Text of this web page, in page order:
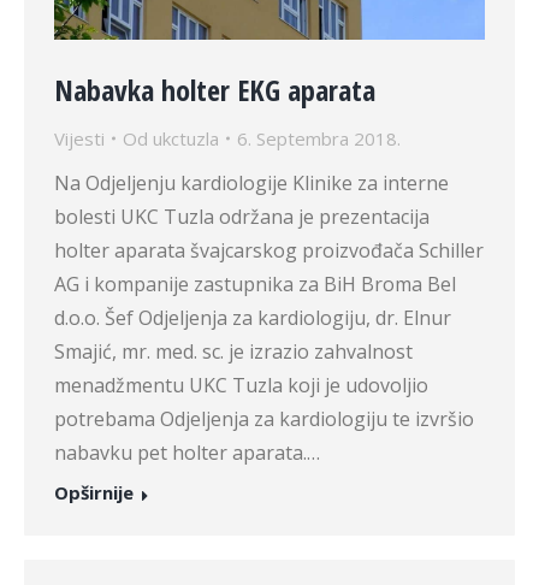
Nabavka holter EKG aparata
Vijesti Od ukctuzla 6. Septembra 2018.
Na Odjeljenju kardiologije Klinike za interne
bolesti UKC Tuzla održana je prezentacija
holter aparata švajcarskog proizvođača Schiller
AG i kompanije zastupnika za BiH Broma Bel
d.o.o. Šef Odjeljenja za kardiologiju, dr. Elnur
Smajić, mr. med. sc. je izrazio zahvalnost
menadžmentu UKC Tuzla koji je udovoljio
potrebama Odjeljenja za kardiologiju te izvršio
nabavku pet holter aparata.…
Opširnije